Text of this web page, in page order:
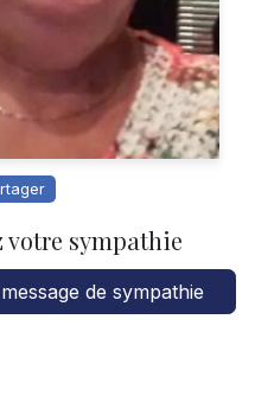
votre sympathie
de sympathie